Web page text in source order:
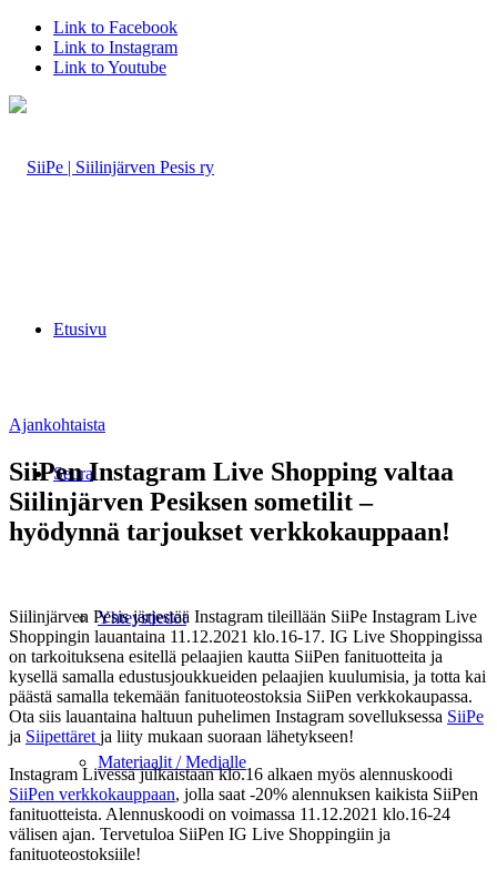
Link to Facebook
Link to Instagram
Link to Youtube
Etusivu
Seura
Yhteystiedot
Materiaalit / Medialle
Ajankohtaista
SiiPen Instagram Live Shopping valtaa
Siilinjärven Pesiksen sometilit –
hyödynnä tarjoukset verkkokauppaan!
Siilinjärven Pesis järjestää Instagram tileillään SiiPe Instagram Live
Shoppingin lauantaina 11.12.2021 klo.16-17. IG Live Shoppingissa
on tarkoituksena esitellä pelaajien kautta SiiPen fanituotteita ja
kysellä samalla edustusjoukkueiden pelaajien kuulumisia, ja totta kai
päästä samalla tekemään fanituoteostoksia SiiPen verkkokaupassa.
Ota siis lauantaina haltuun puhelimen Instagram sovelluksessa SiiPe
ja Siipettäret ja liity mukaan suoraan lähetykseen!
Instagram Livessä julkaistaan klo.16 alkaen myös alennuskoodi
SiiPen verkkokauppaan, jolla saat -20% alennuksen kaikista SiiPen
fanituotteista. Alennuskoodi on voimassa 11.12.2021 klo.16-24
välisen ajan. Tervetuloa SiiPen IG Live Shoppingiin ja
fanituoteostoksiile!